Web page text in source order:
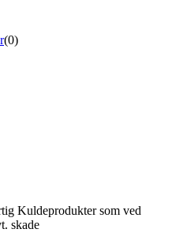
(0)
Kuldeprodukter som ved
skade